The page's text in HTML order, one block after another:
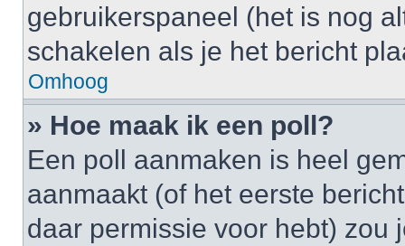
gebruikerspaneel (het is nog
schakelen als je het bericht
Omhoog
» Hoe maak ik een poll?
Een poll aanmaken is heel
aanmaakt (of het eerste
daar permissie voor hebt) zou